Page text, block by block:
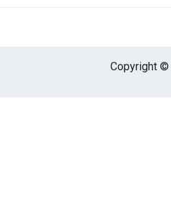
Copyright ©